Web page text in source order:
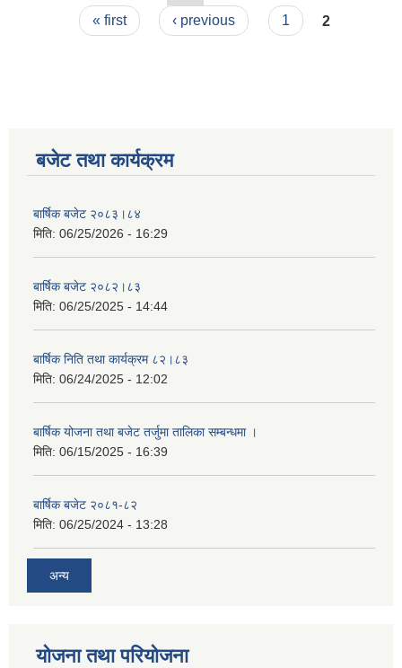
Pages« first ‹ previous 1 2
बजेट तथा कार्यक्रम
बार्षिक बजेट २०८३।८४
मिति: 06/25/2026 - 16:29
बार्षिक बजेट २०८२।८३
मिति: 06/25/2025 - 14:44
बार्षिक निति तथा कार्यक्रम ८२।८३
मिति: 06/24/2025 - 12:02
बार्षिक योजना तथा बजेट तर्जुमा तालिका सम्बन्धमा ।
मिति: 06/15/2025 - 16:39
बार्षिक बजेट २०८१-८२
मिति: 06/25/2024 - 13:28
अन्य
योजना तथा परियोजना